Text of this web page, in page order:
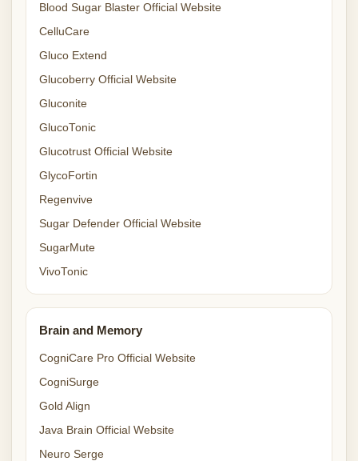
Blood Sugar Blaster Official Website
CelluCare
Gluco Extend
Glucoberry Official Website
Gluconite
GlucoTonic
Glucotrust Official Website
GlycoFortin
Regenvive
Sugar Defender Official Website
SugarMute
VivoTonic
Brain and Memory
CogniCare Pro Official Website
CogniSurge
Gold Align
Java Brain Official Website
Neuro Serge